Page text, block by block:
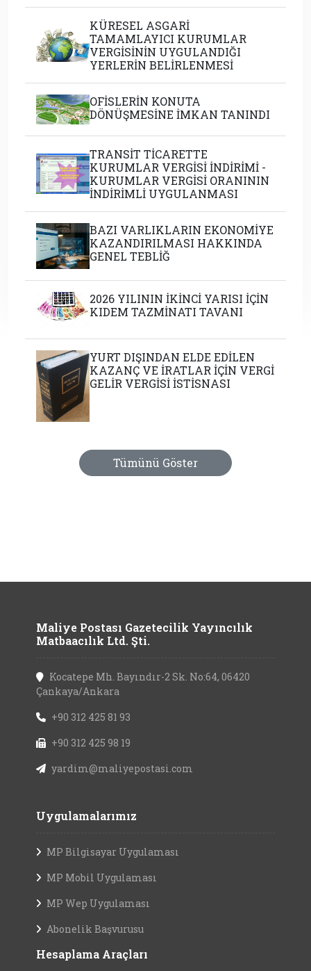
KÜRESEL ASGARİ
TAMAMLAYICI KURUMLAR
VERGİSİNİN UYGULANDIĞI
YERLERİN BELİRLENMESİ
OFİSLERİN KONUTA
DÖNÜŞMESİNE İMKAN TANINDI
TRANSİT TİCARETTE
KURUMLAR VERGİSİ İNDİRİMİ -
KURUMLAR VERGİSİ ORANININ
İNDİRİMLİ UYGULANMASI
BAZI VARLIKLARIN EKONOMİYE
KAZANDIRILMASI HAKKINDA
GENEL TEBLİĞ
2026 YILININ İKİNCİ YARISI İÇİN
KIDEM TAZMİNATI TAVANI
YURT DIŞINDAN ELDE EDİLEN
KAZANÇ VE İRATLAR İÇİN VERGİ
GELİR VERGİSİ İSTİSNASI
Tümünü Göster
Maliye Postası Gazetecilik Yayıncılık
Matbaacılık Ltd. Şti.
Kocatepe Mh. Bayındır-2 Sk. No:64, 06420
Çankaya/Ankara
+90 312 425 81 93
+90 312 425 98 19
yardim@maliyepostasi.com
Uygulamalarımız
MP Bilgisayar Uygulaması
MP Mobil Uygulaması
MP Wep Uygulaması
Abonelik Başvurusu
Hesaplama Araçları